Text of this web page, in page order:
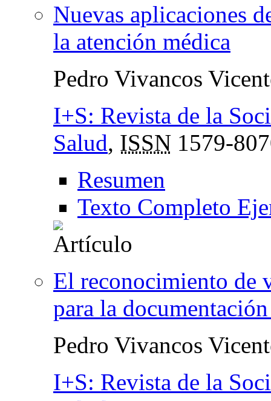
Nuevas aplicaciones
la atención médica
Pedro Vivancos
I+S: Revista de la
Salud, ISSN 1579-
Resumen
Texto Completo
El reconocimiento de
para la
Pedro Vivancos
I+S: Revista de la